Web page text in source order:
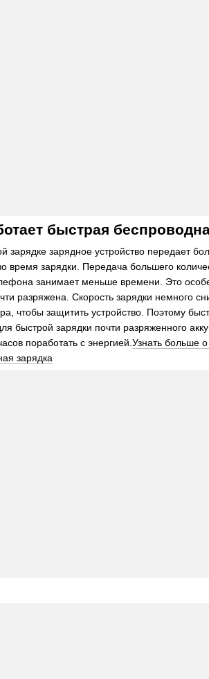
быстрая
зарядке зарядное устройство передает
время зарядки. Передача большего
занимает меньше времени. Это
разряжена. Скорость зарядки немного
чтобы защитить устройство. Поэтому
быстрой зарядки почти разряженного
поработать с энергией. Узнать больше
зарядка